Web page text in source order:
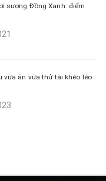
sương Đồng Xanh: điểm
vừa ăn vừa thử tài khéo léo